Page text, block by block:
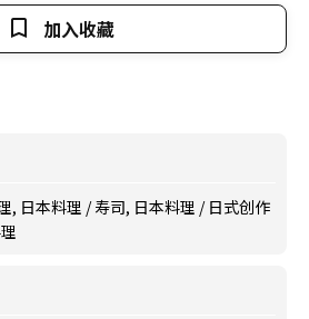
加入收藏
, 日本料理 / 寿司, 日本料理 / 日式创作